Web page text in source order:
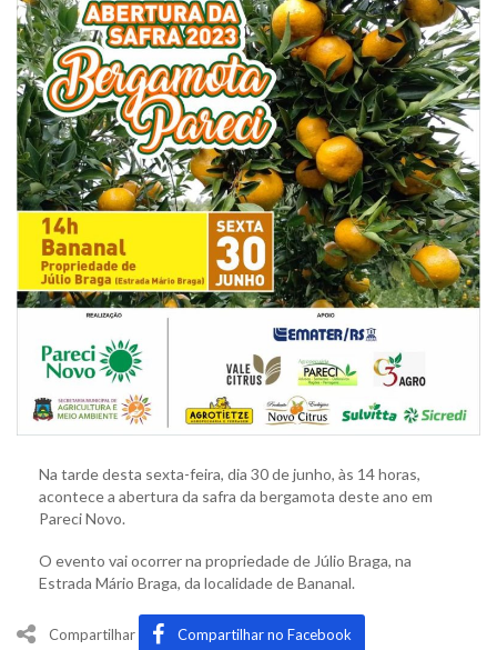
Na tarde desta sexta-feira, dia 30 de junho, às 14 horas,
acontece a abertura da safra da bergamota deste ano em
Pareci Novo.
O evento vai ocorrer na propriedade de Júlio Braga, na
Estrada Mário Braga, da localidade de Bananal.
Compartilhar Compartilhar no Facebook